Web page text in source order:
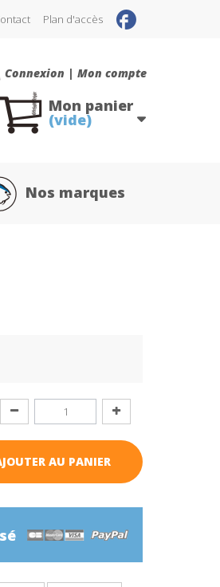
Plan d'accès
Connexion | Mon compte
Mon panier
(vide)
Nos marques
AU PANIER